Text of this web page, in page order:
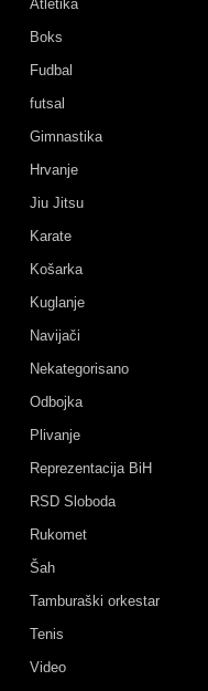
Atletika
Boks
Fudbal
futsal
Gimnastika
Hrvanje
Jiu Jitsu
Karate
Košarka
Kuglanje
Navijači
Nekategorisano
Odbojka
Plivanje
Reprezentacija BiH
RSD Sloboda
Rukomet
Šah
Tamburaški orkestar
Tenis
Video